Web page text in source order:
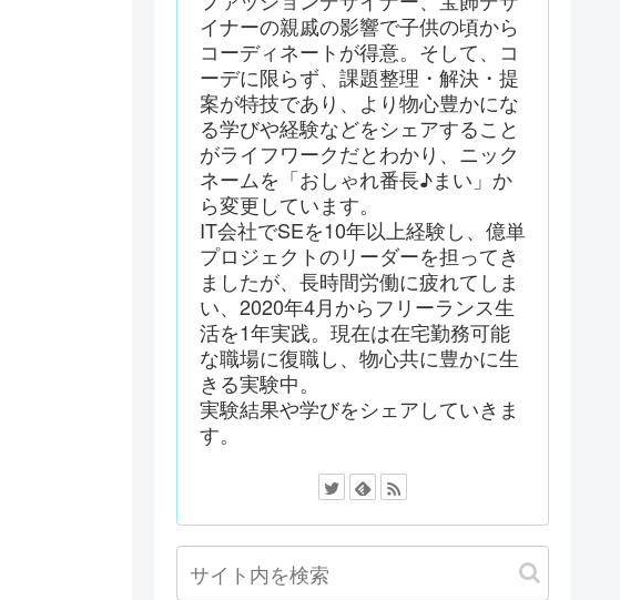
イナーの親戚の影響で子供の頃から
コーディネートが得意。そして、コ
ーデに限らず、課題整理・解決・提
案が特技であり、より物心豊かにな
る学びや経験などをシェアすること
がライフワークだとわかり、ニック
ネームを「おしゃれ番長♪まい」か
ら変更しています。
IT会社でSEを10年以上経験し、億単
プロジェクトのリーダーを担ってき
ましたが、長時間労働に疲れてしま
い、2020年4月からフリーランス生
活を1年実践。現在は在宅勤務可能
な職場に復職し、物心共に豊かに生
きる実験中。
実験結果や学びをシェアしていきま
す。